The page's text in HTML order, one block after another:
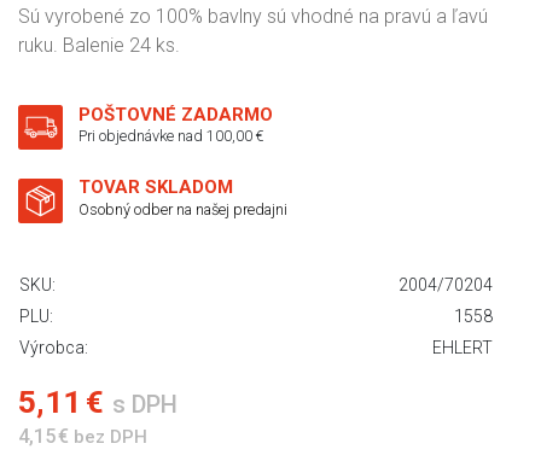
Sú vyrobené zo 100% bavlny sú vhodné na pravú a ľavú
ruku. Balenie 24 ks.
POŠTOVNÉ ZADARMO
Pri objednávke nad 100,00 €
TOVAR SKLADOM
Osobný odber na našej predajni
SKU:
2004/70204
PLU:
1558
Výrobca:
EHLERT
5,11 € s DPH
4,15 € bez DPH